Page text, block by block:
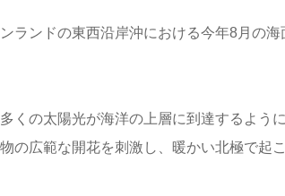
ランドの東西沿岸沖における今年8月の海
くの太陽光が海洋の上層に到達するよう
の広範な開花を刺激し、暖かい北極で起